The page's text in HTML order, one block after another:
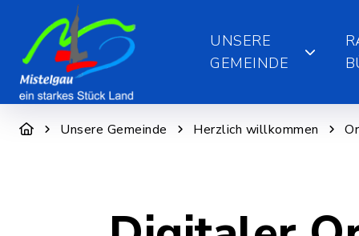
UNSERE
GEMEINDE
Unsere Gemeinde Herzlich willkommen